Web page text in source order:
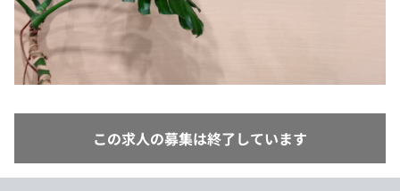
個人向けプラン
法人向けプラン
学校向けプラン
この求人の募集は終了しています